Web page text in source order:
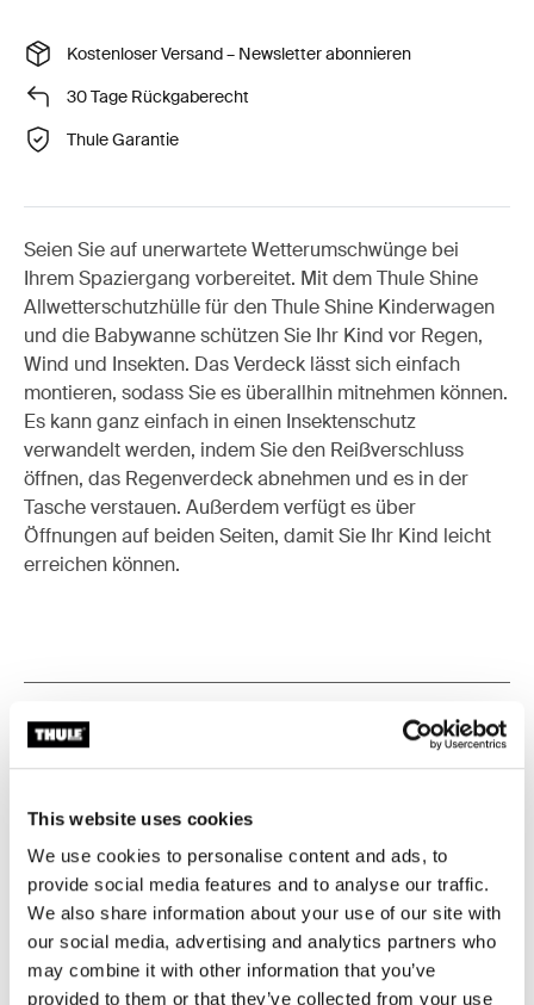
This website uses cookies
We use cookies to personalise content and ads, to
provide social media features and to analyse our traffic.
We also share information about your use of our site with
our social media, advertising and analytics partners who
may combine it with other information that you’ve
provided to them or that they’ve collected from your use
Kostenloser Versand – Newsletter abonnieren
30 Tage Rückgaberecht
Thule Garantie
Seien Sie auf unerwartete Wetterumschwünge bei
Ihrem Spaziergang vorbereitet. Mit dem Thule Shine
Allwetterschutzhülle für den Thule Shine Kinderwagen
und die Babywanne schützen Sie Ihr Kind vor Regen,
Wind und Insekten. Das Verdeck lässt sich einfach
montieren, sodass Sie es überallhin mitnehmen können.
Es kann ganz einfach in einen Insektenschutz
verwandelt werden, indem Sie den Reißverschluss
öffnen, das Regenverdeck abnehmen und es in der
Tasche verstauen. Außerdem verfügt es über
Öffnungen auf beiden Seiten, damit Sie Ihr Kind leicht
erreichen können.
Beschreibung des Produkts
Toggle techspec
Technische Daten
Toggle guides and instructions
Anleitung
Bewertungen